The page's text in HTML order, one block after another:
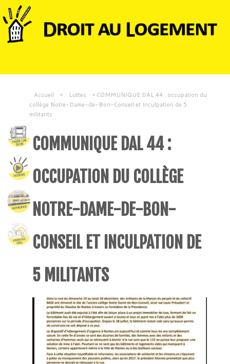
Accueil » Luttes » COMMUNIQUE DAL 44 : occupation du
collège Notre-Dame-de-Bon-Conseil et Inculpation de 5
militants
COMMUNIQUE DAL 44 :
OCCUPATION DU COLLÈGE
NOTRE-DAME-DE-BON-
CONSEIL ET INCULPATION DE
5 MILITANTS